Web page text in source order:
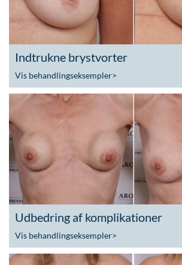
Indtrukne brystvorter
Vis behandlingseksempler>
Udbedring af komplikationer
Vis behandlingseksempler>